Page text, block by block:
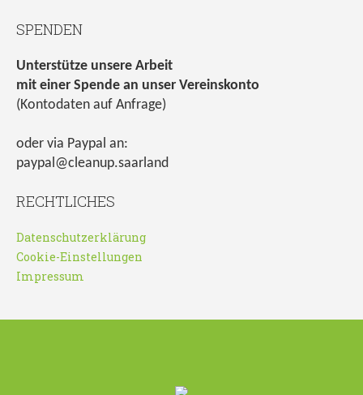
SPENDEN
Unterstütze unsere Arbeit
mit einer Spende an unser Vereinskonto
(Kontodaten auf Anfrage)
oder via Paypal an:
paypal@cleanup.saarland
RECHTLICHES
Datenschutzerklärung
Cookie-Einstellungen
Impressum